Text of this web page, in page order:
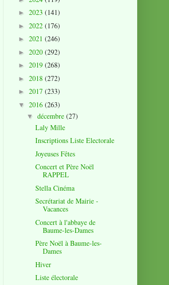
► 2023 (141)
► 2022 (176)
► 2021 (246)
► 2020 (292)
► 2019 (268)
► 2018 (272)
► 2017 (233)
▼ 2016 (263)
▼ décembre (27)
Laly Mille
Inscriptions Liste Electorale
Joyeuses Fêtes
Concert et Père Noël
RAPPEL
Stella Cinéma
Secrétariat de Mairie -
Vacances
Concert à l'abbaye de
Baume-les-Dames
Père Noël à Baume-les-
Dames
Hiver
Liste électorale